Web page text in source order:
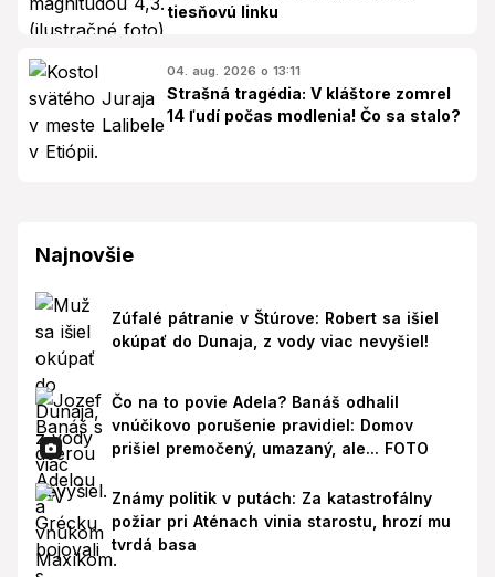
tiesňovú linku
04. aug. 2026 o 13:11
Strašná tragédia: V kláštore zomrel
14 ľudí počas modlenia! Čo sa stalo?
Najnovšie
Zúfalé pátranie v Štúrove: Robert sa išiel
okúpať do Dunaja, z vody viac nevyšiel!
Čo na to povie Adela? Banáš odhalil
vnúčikovo porušenie pravidiel: Domov
prišiel premočený, umazaný, ale... FOTO
Známy politik v putách: Za katastrofálny
požiar pri Aténach vinia starostu, hrozí mu
tvrdá basa